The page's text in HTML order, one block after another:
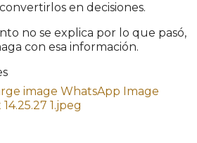
en decisiones.
no se explica por lo que pasó,
con esa información.